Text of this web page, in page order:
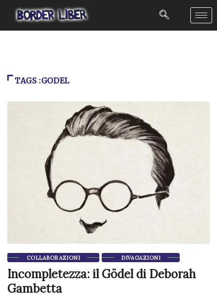
TAGS :GODEL
COLLABORAZIONI DIVAGAZIONI
Incompletezza: il Gödel di Deborah
Gambetta